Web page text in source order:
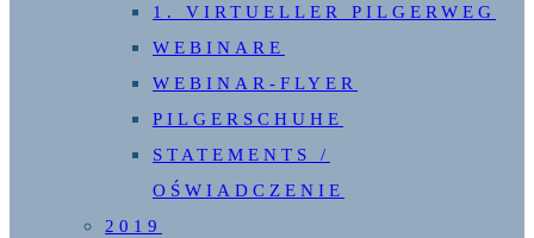
1. VIRTUELLER PILGERWEG
WEBINARE
WEBINAR-FLYER
PILGERSCHUHE
STATEMENTS /
OŚWIADCZENIE
2019